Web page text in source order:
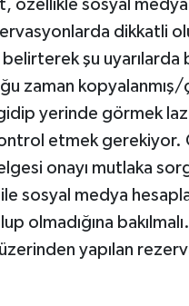
özellikle sosyal
dikkatli
şu uyarılarda
zaman kopyalanmış/
yerinde görmek
etmek gerekiyor.
onayı mutlaka
sosyal medya
olmadığına
yapılan